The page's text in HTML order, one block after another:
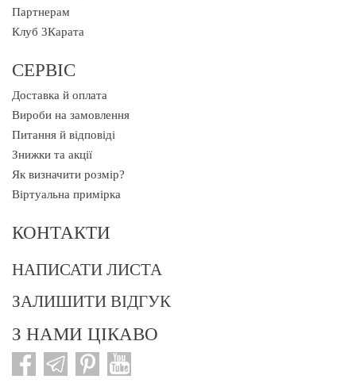
Партнерам
Клуб 3Карата
СЕРВІС
Доставка й оплата
Вироби на замовлення
Питання й відповіді
Знижки та акції
Як визначити розмір?
Віртуальна примірка
КОНТАКТИ
НАПИСАТИ ЛИСТА
ЗАЛИШИТИ ВІДГУК
З НАМИ ЦІКАВО